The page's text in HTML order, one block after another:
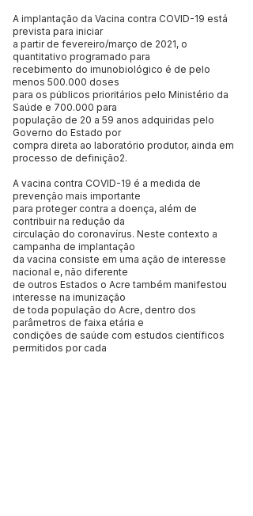
A implantação da Vacina contra COVID-19 está
prevista para iniciar
a partir de fevereiro/março de 2021, o
quantitativo programado para
recebimento do imunobiológico é de pelo
menos 500.000 doses
para os públicos prioritários pelo Ministério da
Saúde e 700.000 para
população de 20 a 59 anos adquiridas pelo
Governo do Estado por
compra direta ao laboratório produtor, ainda em
processo de definição2.
A vacina contra COVID-19 é a medida de
prevenção mais importante
para proteger contra a doença, além de
contribuir na redução da
circulação do coronavírus. Neste contexto a
campanha de implantação
da vacina consiste em uma ação de interesse
nacional e, não diferente
de outros Estados o Acre também manifestou
interesse na imunização
de toda população do Acre, dentro dos
parâmetros de faixa etária e
condições de saúde com estudos científicos
permitidos por cada